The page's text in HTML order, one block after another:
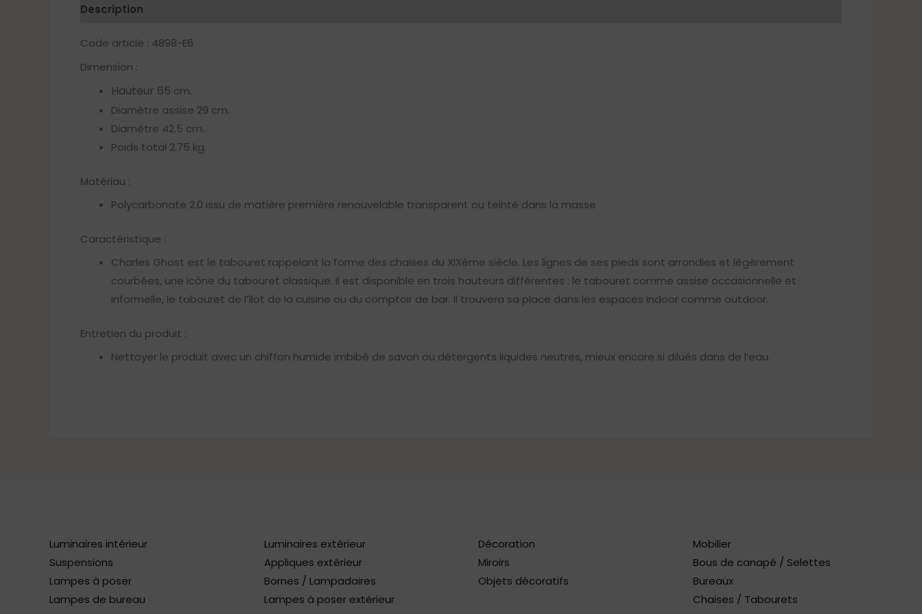
Description
Code article : 4898-E6
Dimension :
Hauteur 65 cm.
Diamètre assise 29 cm.
Diamètre 42.5 cm.
Poids total 2.75 kg.
Matériau :
Polycarbonate 2.0 issu de matière première renouvelable transparent ou teinté dans la masse
Caractéristique :
Charles Ghost est le tabouret rappelant la forme des chaises du XIXème siècle. Les lignes de ses pieds sont arrondies et légèrement
courbées, une icône du tabouret classique. Il est disponible en trois hauteurs différentes : le tabouret comme assise occasionnelle et
informelle, le tabouret de l’îlot de la cuisine ou du comptoir de bar. Il trouvera sa place dans les espaces indoor comme outdoor.
Entretien du produit :
Nettoyer le produit avec un chiffon humide imbibé de savon ou détergents liquides neutres, mieux encore si dilués dans de l’eau.
Luminaires intérieur
Suspensions
Lampes à poser
Lampes de bureau
Luminaires extérieur
Appliques extérieur
Bornes / Lampadaires
Lampes à poser extérieur
Décoration
Miroirs
Objets décoratifs
Mobilier
Bous de canapé / Selettes
Bureaux
Chaises / Tabourets